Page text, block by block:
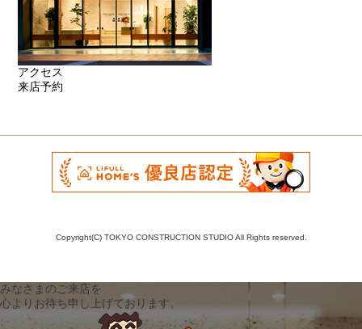
アクセス
来店予約
Copyright(C) TOKYO CONSTRUCTION STUDIO All Rights reserved.
みなさまのご来店を
心よりお待ち申し上げております。